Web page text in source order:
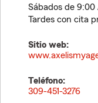
Sábados de 9:00
Tardes con cita
Sitio web:
Teléfono:
309-451-3276